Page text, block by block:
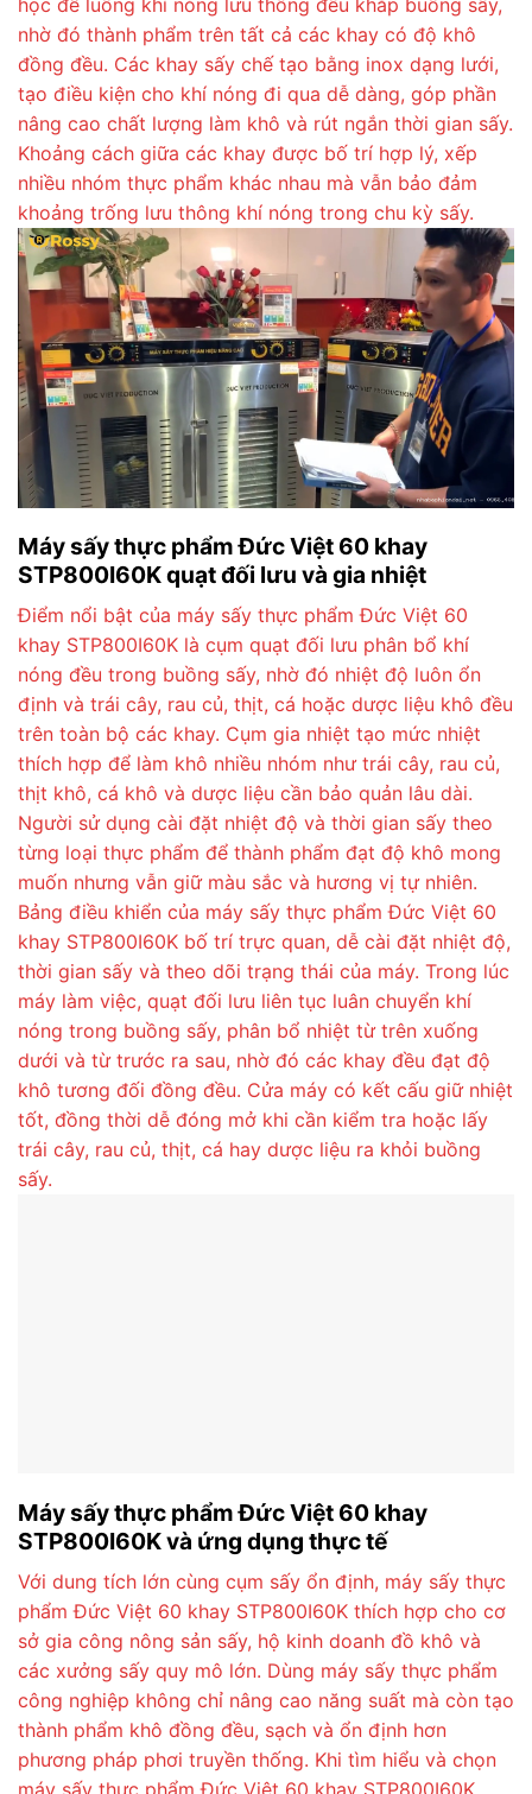
học để luồng khí nóng lưu thông đều khắp buồng sấy,
nhờ đó thành phẩm trên tất cả các khay có độ khô
đồng đều. Các khay sấy chế tạo bằng inox dạng lưới,
tạo điều kiện cho khí nóng đi qua dễ dàng, góp phần
nâng cao chất lượng làm khô và rút ngắn thời gian sấy.
Khoảng cách giữa các khay được bố trí hợp lý, xếp
nhiều nhóm thực phẩm khác nhau mà vẫn bảo đảm
khoảng trống lưu thông khí nóng trong chu kỳ sấy.
Máy sấy thực phẩm Đức Việt 60 khay
STP800I60K quạt đối lưu và gia nhiệt
Điểm nổi bật của máy sấy thực phẩm Đức Việt 60
khay STP800I60K là cụm quạt đối lưu phân bổ khí
nóng đều trong buồng sấy, nhờ đó nhiệt độ luôn ổn
định và trái cây, rau củ, thịt, cá hoặc dược liệu khô đều
trên toàn bộ các khay. Cụm gia nhiệt tạo mức nhiệt
thích hợp để làm khô nhiều nhóm như trái cây, rau củ,
thịt khô, cá khô và dược liệu cần bảo quản lâu dài.
Người sử dụng cài đặt nhiệt độ và thời gian sấy theo
từng loại thực phẩm để thành phẩm đạt độ khô mong
muốn nhưng vẫn giữ màu sắc và hương vị tự nhiên.
Bảng điều khiển của máy sấy thực phẩm Đức Việt 60
khay STP800I60K bố trí trực quan, dễ cài đặt nhiệt độ,
thời gian sấy và theo dõi trạng thái của máy. Trong lúc
máy làm việc, quạt đối lưu liên tục luân chuyển khí
nóng trong buồng sấy, phân bổ nhiệt từ trên xuống
dưới và từ trước ra sau, nhờ đó các khay đều đạt độ
khô tương đối đồng đều. Cửa máy có kết cấu giữ nhiệt
tốt, đồng thời dễ đóng mở khi cần kiểm tra hoặc lấy
trái cây, rau củ, thịt, cá hay dược liệu ra khỏi buồng
sấy.
Máy sấy thực phẩm Đức Việt 60 khay
STP800I60K và ứng dụng thực tế
Với dung tích lớn cùng cụm sấy ổn định, máy sấy thực
phẩm Đức Việt 60 khay STP800I60K thích hợp cho cơ
sở gia công nông sản sấy, hộ kinh doanh đồ khô và
các xưởng sấy quy mô lớn. Dùng máy sấy thực phẩm
công nghiệp không chỉ nâng cao năng suất mà còn tạo
thành phẩm khô đồng đều, sạch và ổn định hơn
phương pháp phơi truyền thống. Khi tìm hiểu và chọn
máy sấy thực phẩm Đức Việt 60 khay STP800I60K,